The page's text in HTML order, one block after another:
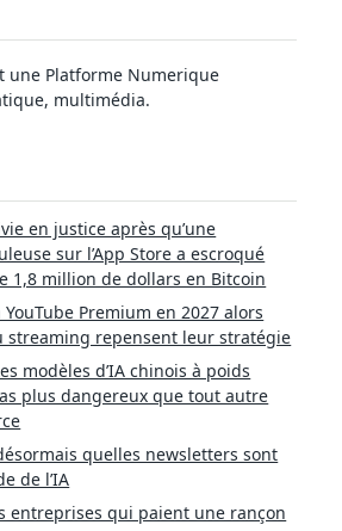
une Platforme Numerique
multimédia.
en justice après qu’une
sur l’App Store a escroqué
1,8 million de dollars en Bitcoin
Premium en 2027 alors
streaming repensent leur stratégie
modèles d’IA chinois à poids
plus dangereux que tout autre
quelles newsletters sont
de l’IA
entreprises qui paient une rançon